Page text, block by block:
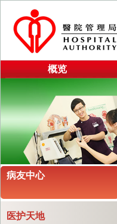
概览
病友中心
医护天地